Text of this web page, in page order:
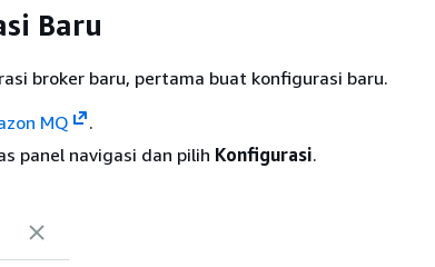
Baru
broker baru, pertama buat konfigurasi baru.
MQ
.
panel navigasi dan pilih Konfigurasi.